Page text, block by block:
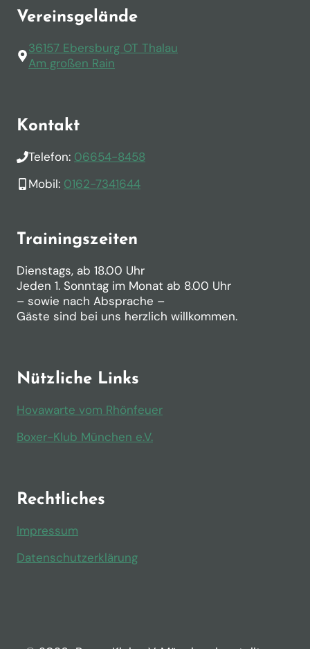
Vereinsgelände
36157 Ebersburg OT Thalau
Am großen Rain
Kontakt
Telefon: 06654-8458
Mobil: 0162-7341644
Trainingszeiten
Dienstags, ab 18.00 Uhr
Jeden 1. Sonntag im Monat ab 8.00 Uhr
– sowie nach Absprache –
Gäste sind bei uns herzlich willkommen.
Nützliche Links
Hovawarte vom Rhönfeuer
Boxer-Klub München e.V.
Rechtliches
Impressum
Datenschutzerklärung